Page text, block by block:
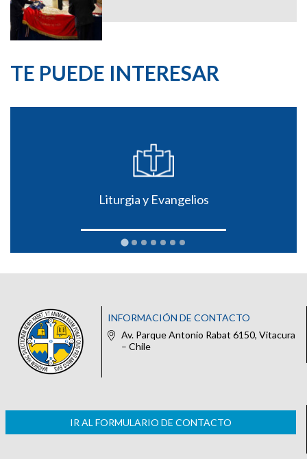
TE PUEDE INTERESAR
Liturgia y Evangelios
INFORMACIÓN DE CONTACTO
Av. Parque Antonio Rabat 6150, Vitacura
– Chile
IR AL FORMULARIO DE CONTACTO